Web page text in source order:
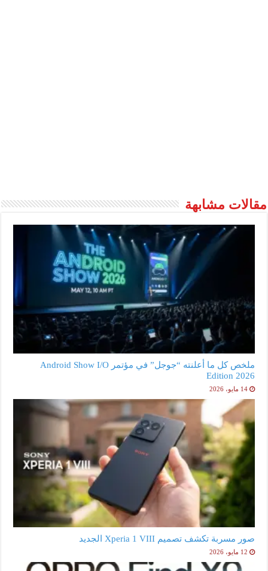
مقالات مشابهة
ملخص كل ما أعلنته “جوجل” في مؤتمر Android Show I/O
Edition 2026
14 مايو، 2026
صور مسربة تكشف تصميم Xperia 1 VIII الجديد
12 مايو، 2026